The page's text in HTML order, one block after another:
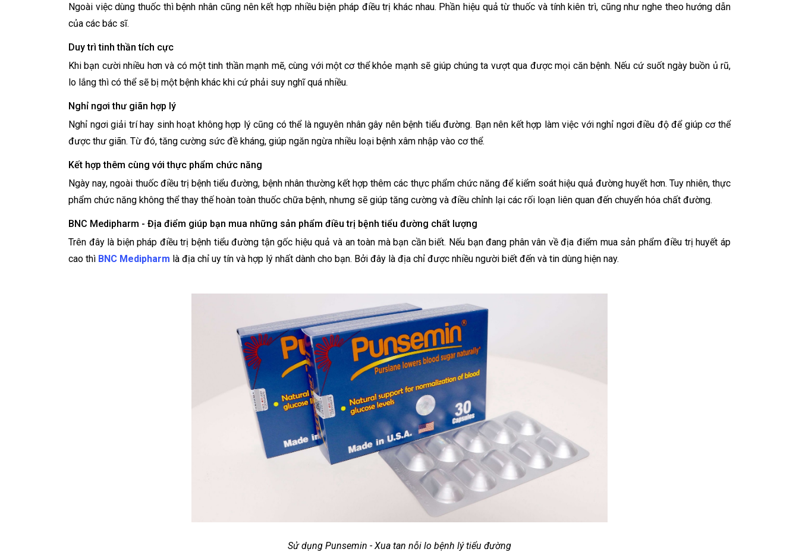
Ngoài việc dùng thuốc thì bệnh nhân cũng nên kết hợp nhiều biện pháp điều trị khác nhau. Phần hiệu quả từ thuốc và tính kiên trì, cũng như nghe theo hướng dẫn
của các bác sĩ.
Duy trì tinh thần tích cực
Khi bạn cười nhiều hơn và có một tinh thần mạnh mẽ, cùng với một cơ thể khỏe mạnh sẽ giúp chúng ta vượt qua được mọi căn bệnh. Nếu cứ suốt ngày buồn ủ rũ,
lo lắng thì có thể sẽ bị một bệnh khác khi cứ phải suy nghĩ quá nhiều.
Nghỉ ngơi thư giãn hợp lý
Nghỉ ngơi giải trí hay sinh hoạt không hợp lý cũng có thể là nguyên nhân gây nên bệnh tiểu đường. Bạn nên kết hợp làm việc với nghỉ ngơi điều độ để giúp cơ thể
được thư giãn. Từ đó, tăng cường sức đề kháng, giúp ngăn ngừa nhiều loại bệnh xâm nhập vào cơ thể.
Kết hợp thêm cùng với thực phẩm chức năng
Ngày nay, ngoài thuốc điều trị bệnh tiểu đường, bệnh nhân thường kết hợp thêm các thực phẩm chức năng để kiểm soát hiệu quả đường huyết hơn. Tuy nhiên, thực
phẩm chức năng không thể thay thế hoàn toàn thuốc chữa bệnh, nhưng sẽ giúp tăng cường và điều chỉnh lại các rối loạn liên quan đến chuyển hóa chất đường.
BNC Medipharm - Địa điểm giúp bạn mua những sản phẩm điều trị bệnh tiểu đường chất lượng
Trên đây là biện pháp điều trị bệnh tiểu đường tận gốc hiệu quả và an toàn mà bạn cần biết. Nếu bạn đang phân vân về địa điểm mua sản phẩm điều trị huyết áp
cao thì BNC Medipharm là địa chỉ uy tín và hợp lý nhất dành cho bạn. Bởi đây là địa chỉ được nhiều người biết đến và tin dùng hiện nay.
Sử dụng Punsemin - Xua tan nỗi lo bệnh lý tiểu đường